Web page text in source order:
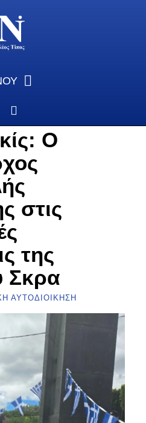
Ο
στις
της
Σκρα
ΑΥΤΟΔΙΟΊΚΗΣΗ